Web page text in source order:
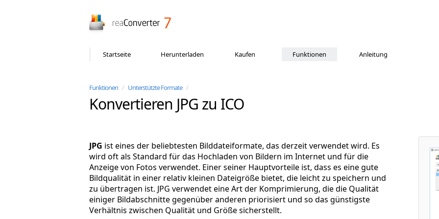
Startseite Herunterladen Kaufen Funktionen Anleitung
Funktionen / Unterstützte Formate /
Konvertieren JPG zu ICO
JPG ist eines der beliebtesten Bilddateiformate, das derzeit verwendet wird. Es
wird oft als Standard für das Hochladen von Bildern im Internet und für die
Anzeige von Fotos verwendet. Einer seiner Hauptvorteile ist, dass es eine gute
Bildqualität in einer relativ kleinen Dateigröße bietet, die leicht zu speichern und
zu übertragen ist. JPG verwendet eine Art der Komprimierung, die die Qualität
einiger Bildabschnitte gegenüber anderen priorisiert und so das günstigste
Verhältnis zwischen Qualität und Größe sicherstellt.